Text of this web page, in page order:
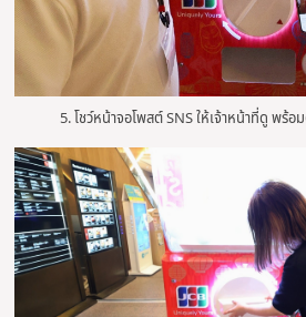
5. โชว์หน้าจอโพสต์ SNS ให้เจ้าหน้าที่ดู พร้